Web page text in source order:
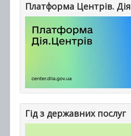
Платформа Центрів. Дія
Гід з державних послуг